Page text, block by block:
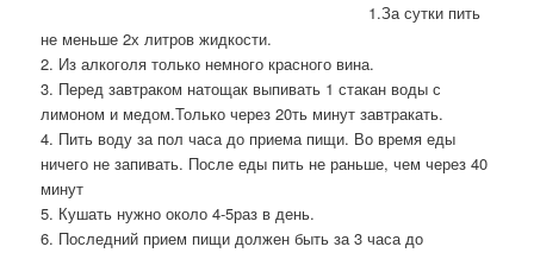
1.За сутки пить
не меньше 2х литров жидкости.
2. Из алкоголя только немного красного вина.
3. Перед завтраком натощак выпивать 1 стакан воды с
лимоном и медом.Только через 20ть минут завтракать.
4. Пить воду за пол часа до приема пищи. Во время еды
ничего не запивать. После еды пить не раньше, чем через 40
минут
5. Кушать нужно около 4-5раз в день.
6. Последний прием пищи должен быть за 3 часа до